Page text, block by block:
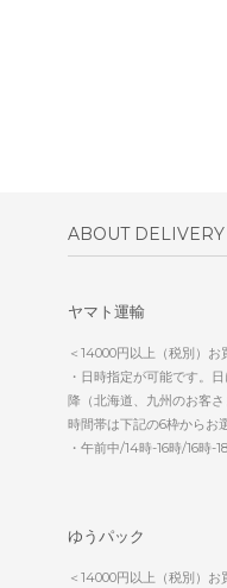
ABOUT DELIVERY
ヤマト運輸
＜14000円以上（税別）お
・日時指定が可能です。
降（北海道、九州のお客さ
時間帯は下記の6枠からお
・午前中/14時-16時/16時-
ゆうパック
＜14000円以上（税別）お